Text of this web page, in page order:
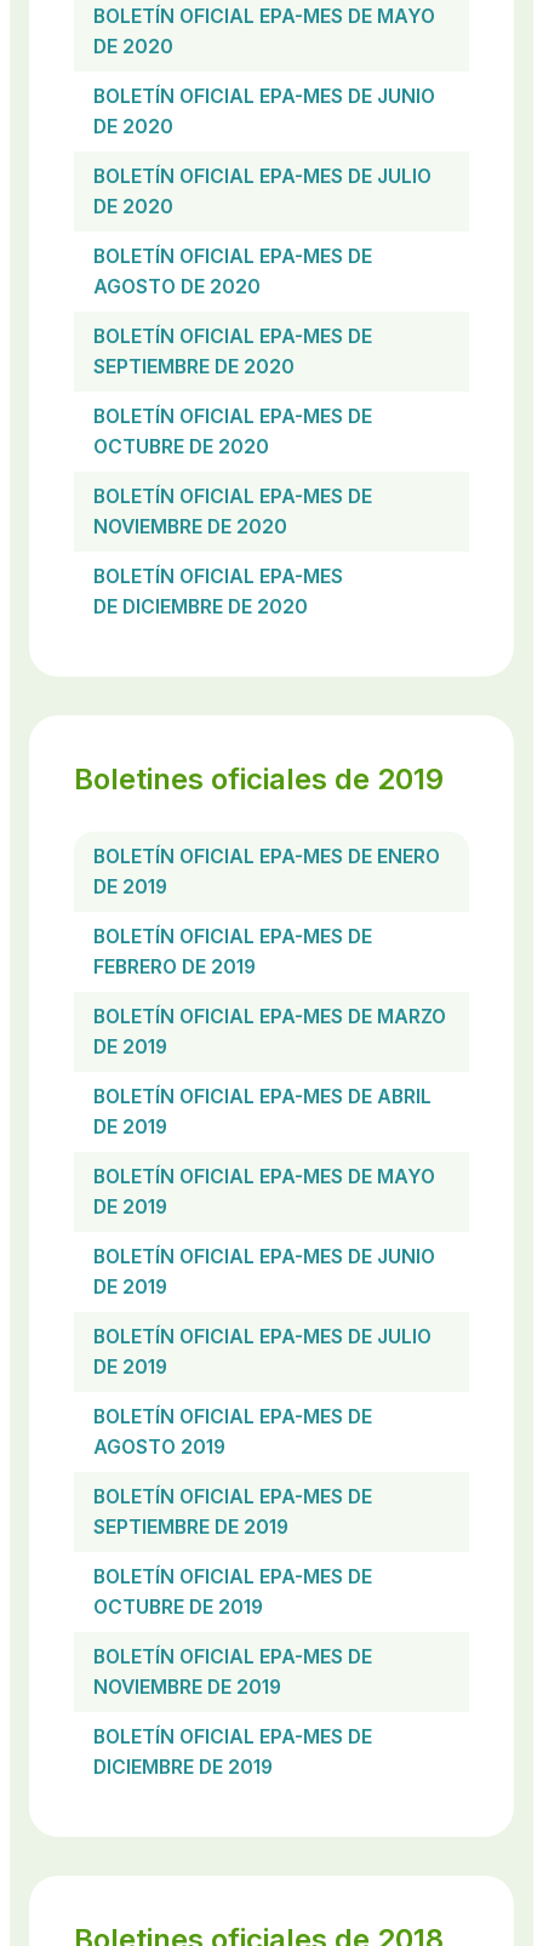
BOLETÍN OFICIAL EPA-MES DE MAYO
DE 2020
BOLETÍN OFICIAL EPA-MES DE JUNIO
DE 2020
BOLETÍN OFICIAL EPA-MES DE JULIO
DE 2020
BOLETÍN OFICIAL EPA-MES DE
AGOSTO DE 2020
BOLETÍN OFICIAL EPA-MES DE
SEPTIEMBRE DE 2020
BOLETÍN OFICIAL EPA-MES DE
OCTUBRE DE 2020
BOLETÍN OFICIAL EPA-MES DE
NOVIEMBRE DE 2020
BOLETÍN OFICIAL EPA-MES
DE DICIEMBRE DE 2020
Boletines oficiales de 2019
BOLETÍN OFICIAL EPA-MES DE ENERO
DE 2019
BOLETÍN OFICIAL EPA-MES DE
FEBRERO DE 2019
BOLETÍN OFICIAL EPA-MES DE MARZO
DE 2019
BOLETÍN OFICIAL EPA-MES DE ABRIL
DE 2019
BOLETÍN OFICIAL EPA-MES DE MAYO
DE 2019
BOLETÍN OFICIAL EPA-MES DE JUNIO
DE 2019
BOLETÍN OFICIAL EPA-MES DE JULIO
DE 2019
BOLETÍN OFICIAL EPA-MES DE
AGOSTO 2019
BOLETÍN OFICIAL EPA-MES DE
SEPTIEMBRE DE 2019
BOLETÍN OFICIAL EPA-MES DE
OCTUBRE DE 2019
BOLETÍN OFICIAL EPA-MES DE
NOVIEMBRE DE 2019
BOLETÍN OFICIAL EPA-MES DE
DICIEMBRE DE 2019